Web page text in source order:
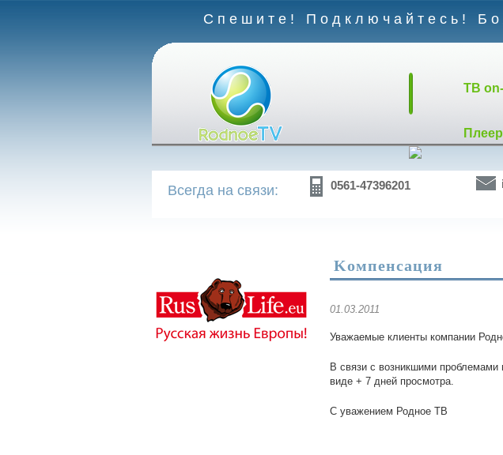
Спешите! Подключайтесь!
TB
Всегда на связи: 0561-47396201
Kомпенсация
01.03.2011
Уважаемые клиенты компании
В связи с возникшими
виде + 7 дней просмотра.
С уважением Родное ТВ